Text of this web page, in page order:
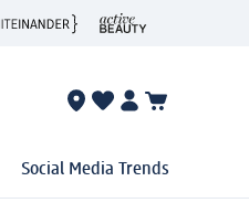
Social Media Trends